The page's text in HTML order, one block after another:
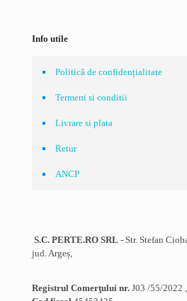
Info utile
Politică de confidențialitate
Termeni si conditii
Livrare si plata
Retur
ANCP
S.C. PERTE.RO SRL - Str. Stefan
jud. Argeș,
Registrul Comerţului nr. J03 /55/2022 ,